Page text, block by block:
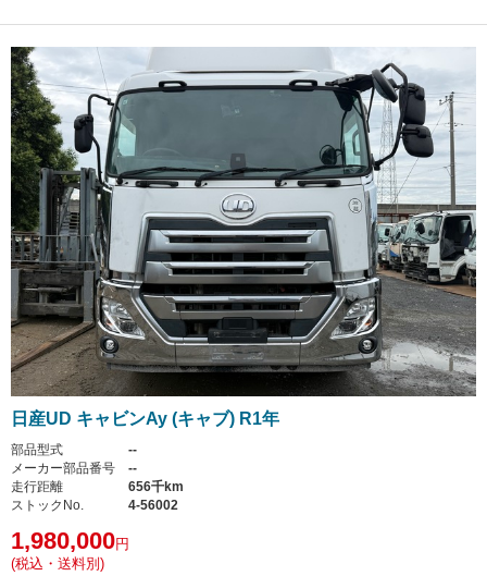
日産UD キャビンAy (キャブ) R1年
部品型式
--
メーカー部品番号
--
走行距離
656千km
ストックNo.
4-56002
1,980,000円
(税込・送料別)